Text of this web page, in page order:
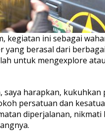
kegiatan ini sebagai
yang berasal dari
untuk mengexplore
saya harapkan,
persatuan dan
diperjalanan,